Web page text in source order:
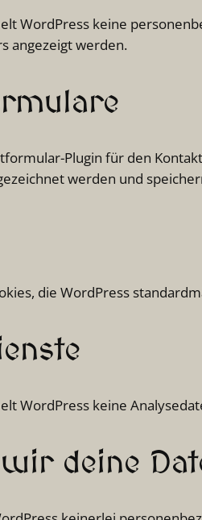
WordPress keine
angezeigt werden.
Plugin für den
werden und
die WordPress
WordPress keine
deine